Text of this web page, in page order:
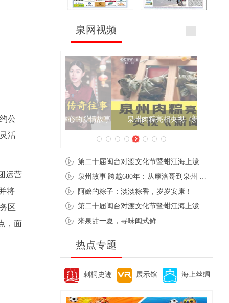
公
活
运营
将
区
，面
泉网视频
泉州肉粽亮相央视《新闻联播》
阿嬷的粽子：淡淡粽香，岁岁安康！
来泉甜一夏，寻味闽式鲜
热点专题
刺桐史迹 展示馆 海上丝绸